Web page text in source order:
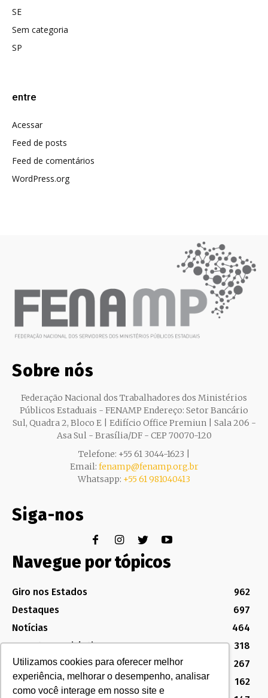
Utilizamos cookies para oferecer melhor
experiência, melhorar o desempenho, analisar
como você interage em nosso site e
SE
Sem categoria
SP
entre
Acessar
Feed de posts
Feed de comentários
WordPress.org
Sobre nós
Federação Nacional dos Trabalhadores dos Ministérios
Públicos Estaduais - FENAMP Endereço: Setor Bancário
Sul, Quadra 2, Bloco E | Edifício Office Premiun | Sala 206 -
Asa Sul - Brasília/DF - CEP 70070-120
Telefone: +55 61 3044-1623 |
Email: fenamp@fenamp.org.br
Whatsapp: +55 61 981040413
Siga-nos
Navegue por tópicos
Giro nos Estados
962
Destaques
697
Notícias
464
Assuntos Legislativos
318
Política Sindical e Institucional
267
Destaques do Legislativo
162